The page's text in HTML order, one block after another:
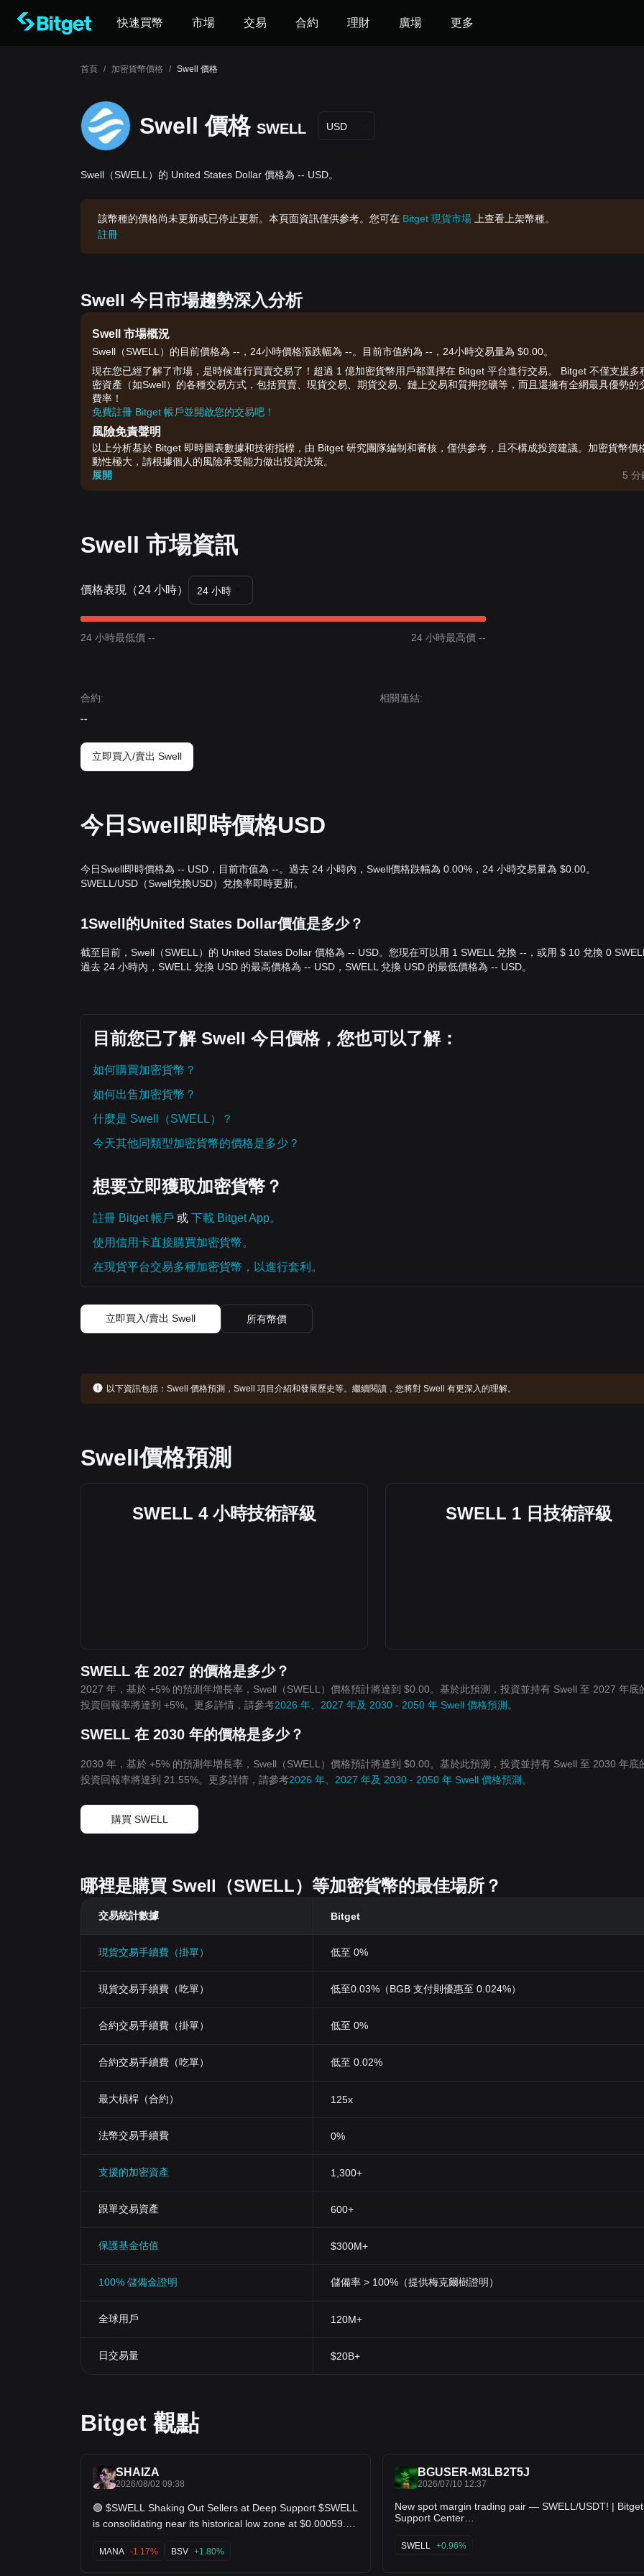
快速買幣 市場 交易 合約 理財 廣場 更多
首頁 / 加密貨幣價格 / Swell 價格
Swell 價格 SWELL USD
Swell（SWELL）的 United States Dollar 價格為 -- USD。
該幣種的價格尚未更新或已停止更新。本頁面資訊僅供參考。您可在 Bitget 現貨市場 上查看上架幣種。
註冊
Swell 今日市場趨勢深入分析
Swell 市場概況
Swell（SWELL）的目前價格為 --，24小時價格漲跌幅為 --。目前市值約為 --，24小時交易量為 $0.00。
現在您已經了解了市場，是時候進行買賣交易了！超過 1 億加密貨幣用戶都選擇在 Bitget 平台進行交易。 Bitget 不僅支援多
密資產（如Swell）的各種交易方式，包括買賣、現貨交易、期貨交易、鏈上交易和質押挖礦等，而且還擁有全網最具優勢的
費率！
免費註冊 Bitget 帳戶並開啟您的交易吧！
風險免責聲明
以上分析基於 Bitget 即時圖表數據和技術指標，由 Bitget 研究團隊編制和審核，僅供參考，且不構成投資建議。加密貨幣價
動性極大，請根據個人的風險承受能力做出投資決策。
展開
5 分
Swell 市場資訊
價格表現（24 小時） 24 小時
24 小時最低價 -- 24 小時最高價 --
合約:
--
相關連結:
立即買入/賣出 Swell
今日Swell即時價格USD
今日Swell即時價格為 -- USD，目前市值為 --。過去 24 小時內，Swell價格跌幅為 0.00%，24 小時交易量為 $0.00。
SWELL/USD（Swell兌換USD）兌換率即時更新。
1Swell的United States Dollar價值是多少？
截至目前，Swell（SWELL）的 United States Dollar 價格為 -- USD。您現在可以用 1 SWELL 兌換 --，或用 $ 10 兌換 0
過去 24 小時內，SWELL 兌換 USD 的最高價格為 -- USD，SWELL 兌換 USD 的最低價格為 -- USD。
目前您已了解 Swell 今日價格，您也可以了解：
如何購買加密貨幣？
如何出售加密貨幣？
什麼是 Swell（SWELL）？
今天其他同類型加密貨幣的價格是多少？
想要立即獲取加密貨幣？
註冊 Bitget 帳戶 或 下載 Bitget App。
使用信用卡直接購買加密貨幣。
在現貨平台交易多種加密貨幣，以進行套利。
立即買入/賣出 Swell 所有幣價
以下資訊包括： Swell 價格預測，Swell 項目介紹和發展歷史等。繼續閱讀，您將對 Swell 有更深入的理解。
Swell價格預測
SWELL 4 小時技術評級 SWELL 1 日技術評級
SWELL 在 2027 的價格是多少？
2027 年，基於 +5% 的預測年增長率，Swell（SWELL）價格預計將達到 $0.00。基於此預測，投資並持有 Swell 至 2027 年底
投資回報率將達到 +5%。更多詳情，請參考2026 年、2027 年及 2030 - 2050 年 Swell 價格預測 。
SWELL 在 2030 年的價格是多少？
2030 年，基於 +5% 的預測年增長率，Swell（SWELL）價格預計將達到 $0.00。基於此預測，投資並持有 Swell 至 2030 年底
投資回報率將達到 21.55%。更多詳情，請參考2026 年、2027 年及 2030 - 2050 年 Swell 價格預測 。
購買 SWELL
哪裡是購買 Swell（SWELL）等加密貨幣的最佳場所？
交易統計數據 Bitget
現貨交易手續費（掛單） 低至 0%
現貨交易手續費（吃單） 低至0.03%（BGB 支付則優惠至 0.024%）
合約交易手續費（掛單） 低至 0%
合約交易手續費（吃單） 低至 0.02%
最大槓桿（合約） 125x
法幣交易手續費 0%
支援的加密資產 1,300+
跟單交易資產 600+
保護基金估值 $300M+
100% 儲備金證明 儲備率 > 100%（提供梅克爾樹證明）
全球用戶 120M+
日交易量 $20B+
Bitget 觀點
SHAIZA
2026/08/02 09:38
🟢 $SWELL Shaking Out Sellers at Deep Support $SWELL
is consolidating near its historical low zone at $0.00059.
precedes an aggressive relief rally. Reclaiming $0.00072
as support will send this flying back toward the main
MANA -1.17% BSV +1.80%
BGUSER-M3LB2T5J
2026/07/10 12:37
New spot margin trading pair — SWELL/USDT! | Bitget
Support Center
5?
SWELL +0.96%